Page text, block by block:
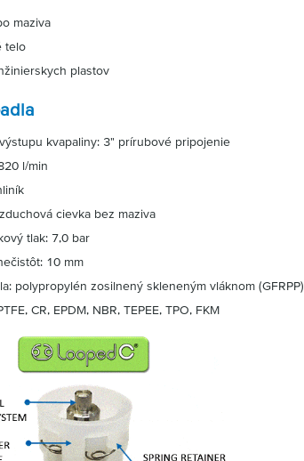
maziva
telo
plastov
kvapaliny: 3" prírubové pripojenie
l/min
cievka bez maziva
tlak: 7,0 bar
10 mm
polypropylén zosilnený skleneným vláknom (GFRPP)
CR, EPDM, NBR, TEPEE, TPO, FKM